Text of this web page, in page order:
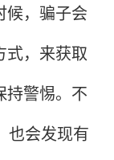
候，骗子会
式，来获取
持警惕。不
也会发现有